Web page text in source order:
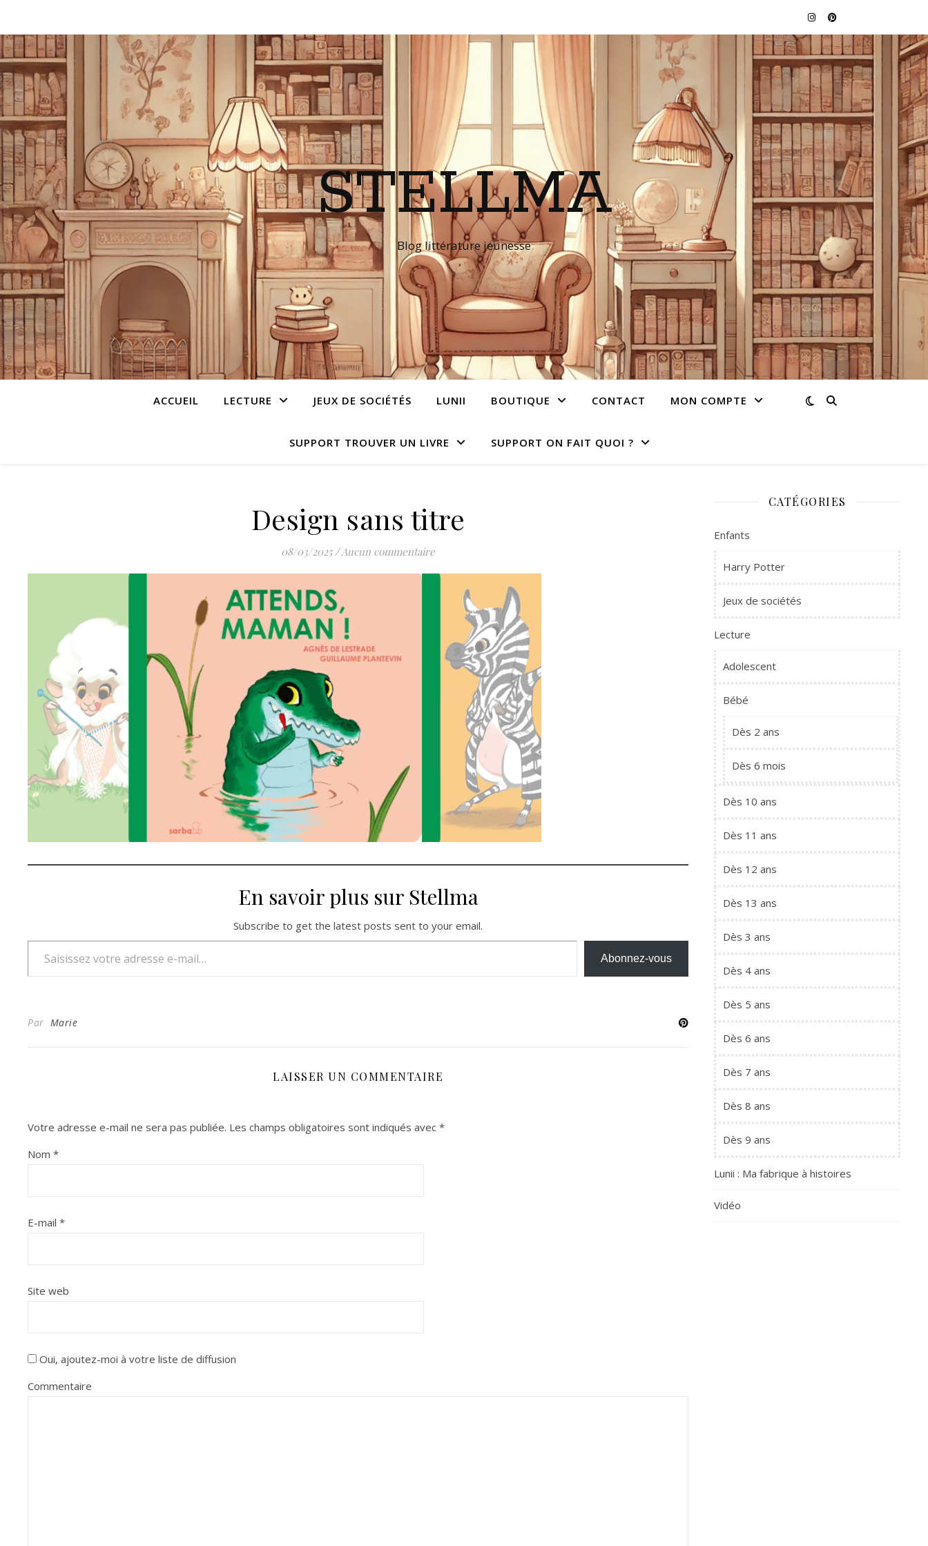
STELLMA
Blog littérature jeunesse
ACCUEIL LECTURE JEUX DE SOCIÉTÉS LUNII BOUTIQUE CONTACT MON COMPTE
SUPPORT TROUVER UN LIVRE SUPPORT ON FAIT QUOI ?
Design sans titre
08/03/2025 /Aucun commentaire
En savoir plus sur Stellma
Subscribe to get the latest posts sent to your email.
Saisissez votre adresse e-mail…
Abonnez-vous
Par Marie
LAISSER UN COMMENTAIRE
Votre adresse e-mail ne sera pas publiée. Les champs obligatoires sont indiqués avec *
Nom *
E-mail *
Site web
Oui, ajoutez-moi à votre liste de diffusion
Commentaire
CATÉGORIES
Enfants
Harry Potter
Jeux de sociétés
Lecture
Adolescent
Bébé
Dès 2 ans
Dès 6 mois
Dès 10 ans
Dès 11 ans
Dès 12 ans
Dès 13 ans
Dès 3 ans
Dès 4 ans
Dès 5 ans
Dès 6 ans
Dès 7 ans
Dès 8 ans
Dès 9 ans
Lunii : Ma fabrique à histoires
Vidéo